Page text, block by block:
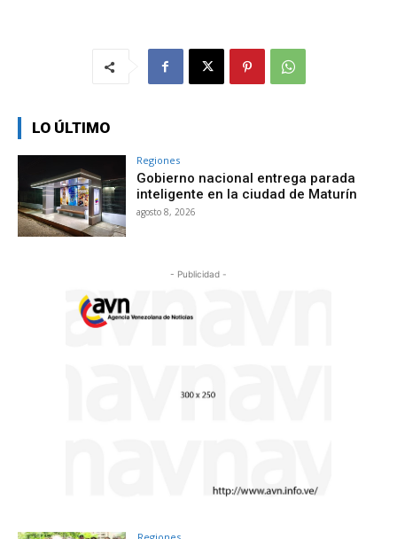
LO ÚLTIMO
Regiones
Gobierno nacional entrega parada
inteligente en la ciudad de Maturín
agosto 8, 2026
- Publicidad -